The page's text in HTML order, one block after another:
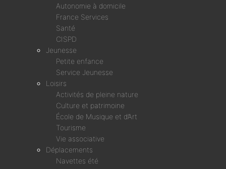
Autonomie à domicile
France Services
Santé
CISPD
Jeunesse
Petite enfance
Service Jeunesse
Loisirs
Activités de pleine nature
Culture et patrimoine
École de Musique et d’Art
Tourisme
Vie associative
Déplacements
Navettes été